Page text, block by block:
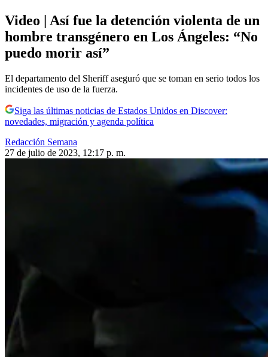
Video | Así fue la detención violenta de un
hombre transgénero en Los Ángeles: “No
puedo morir así”
El departamento del Sheriff aseguró que se toman en serio todos los
incidentes de uso de la fuerza.
Siga las últimas noticias de Estados Unidos en Discover:
novedades, migración y agenda política
Redacción Semana
27 de julio de 2023, 12:17 p. m.